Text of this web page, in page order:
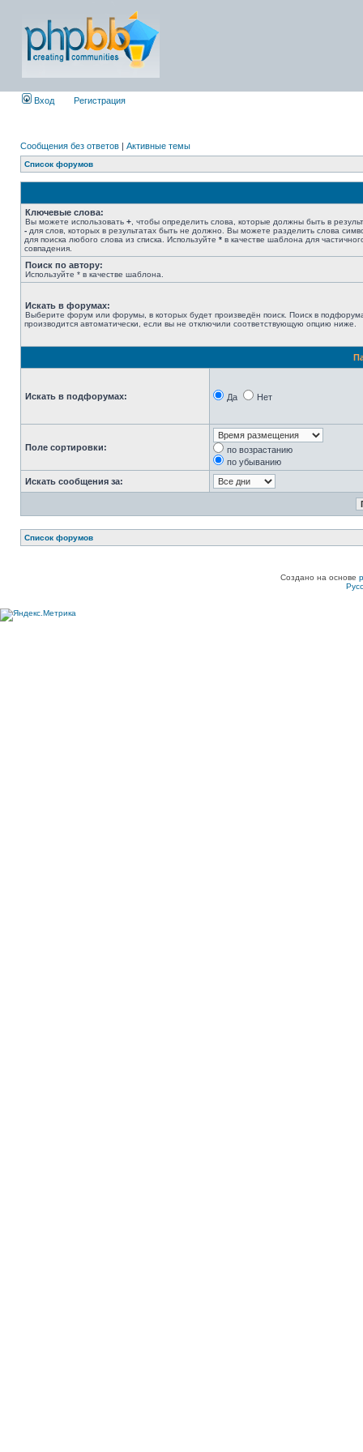
Вход Регистрация
Сообщения без ответов | Активные темы
Список форумов
Ключевые слова:
Вы можете использовать + , чтобы определить слова, которые должны быть в
- для слов, которых в результатах быть не должно. Вы можете разделить слова
для поиска любого слова из списка. Используйте * в качестве шаблона для
совпадения.
Поиск по автору:
Используйте * в качестве шаблона.
Искать в форумах:
Выберите форум или форумы, в которых будет произведён поиск. Поиск в
производится автоматически, если вы не отключили соответствующую опцию ниже.
Искать в подфорумах: Да Нет
Поле сортировки:
по возрастанию
по убыванию
Искать сообщения за:
Список форумов
Создано на основе